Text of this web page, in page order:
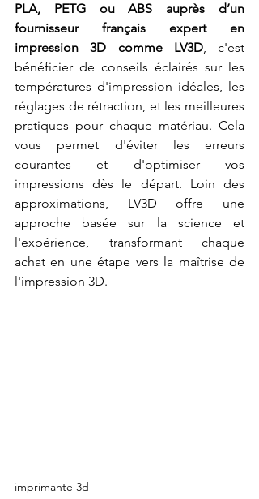
PLA, PETG ou ABS auprès d’un
fournisseur français expert en
impression 3D comme LV3D, c'est
bénéficier de conseils éclairés sur les
températures d'impression idéales, les
réglages de rétraction, et les meilleures
pratiques pour chaque matériau. Cela
vous permet d'éviter les erreurs
courantes et d'optimiser vos
impressions dès le départ. Loin des
approximations, LV3D offre une
approche basée sur la science et
l'expérience, transformant chaque
achat en une étape vers la maîtrise de
l'impression 3D.
imprimante 3d